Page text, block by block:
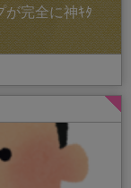
が完全に神ｷﾀ